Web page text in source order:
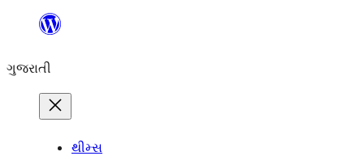
કંટેન્ટ(લખાણ)
જાઓ
ગુજરાતી
થીમ્સ